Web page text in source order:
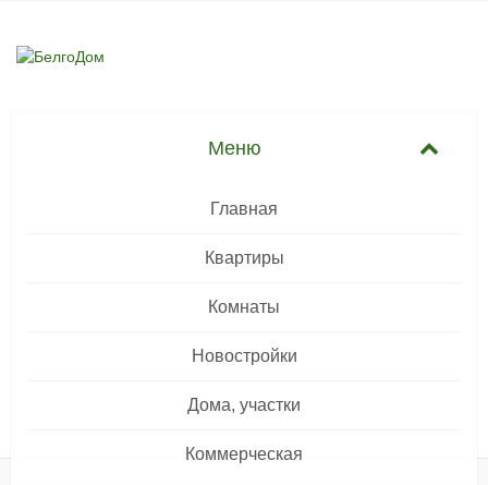
Главная
Квартиры
Комнаты
Новостройки
Дома, участки
Коммерческая